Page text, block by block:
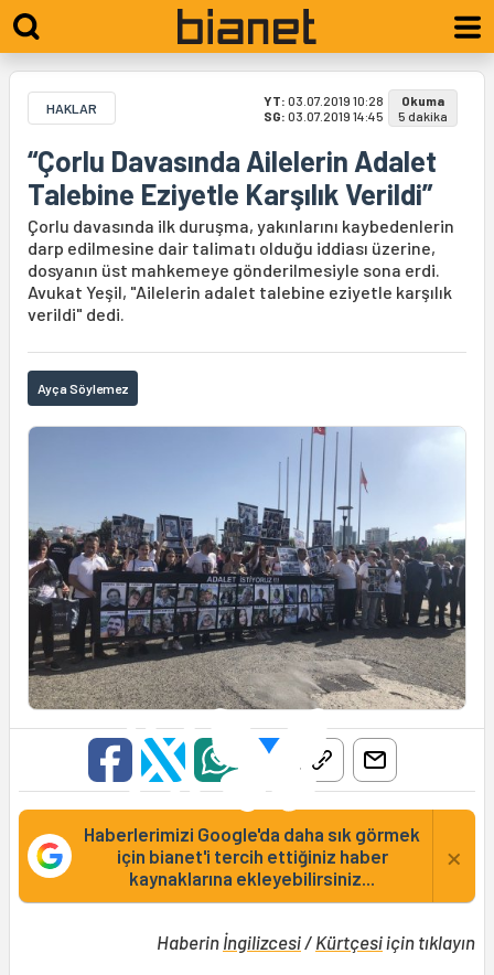
HAKLAR YT: 03.07.2019 10:28
SG: 03.07.2019 14:45
Okuma
5 dakika
“Çorlu Davasında Ailelerin Adalet
Talebine Eziyetle Karşılık Verildi”
Çorlu davasında ilk duruşma, yakınlarını kaybedenlerin
darp edilmesine dair talimatı olduğu iddiası üzerine,
dosyanın üst mahkemeye gönderilmesiyle sona erdi.
Avukat Yeşil, "Ailelerin adalet talebine eziyetle karşılık
verildi" dedi.
Ayça Söylemez
Haberlerimizi Google'da daha sık görmek
için bianet'i tercih ettiğiniz haber
kaynaklarına ekleyebilirsiniz...
×
Haberin İngilizcesi/ Kürtçesiiçin tıklayın